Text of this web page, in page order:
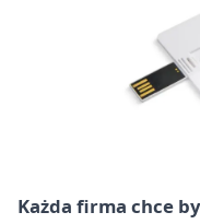
Każda firma chce